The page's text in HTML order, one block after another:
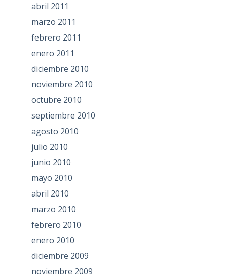
abril 2011
marzo 2011
febrero 2011
enero 2011
diciembre 2010
noviembre 2010
octubre 2010
septiembre 2010
agosto 2010
julio 2010
junio 2010
mayo 2010
abril 2010
marzo 2010
febrero 2010
enero 2010
diciembre 2009
noviembre 2009